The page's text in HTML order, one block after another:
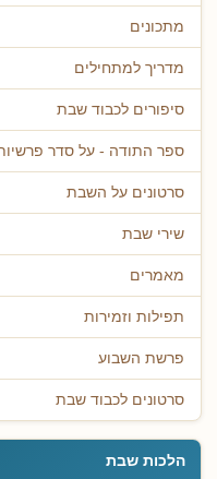
מתכונים
מדריך למתחילים
סיפורים לכבוד שבת
ספר התודה - על סדר
סרטונים על השבת
שירי שבת
מאמרים
תפילות וזמירות
פרשת השבוע
סרטונים לכבוד שבת
הלכות שבת